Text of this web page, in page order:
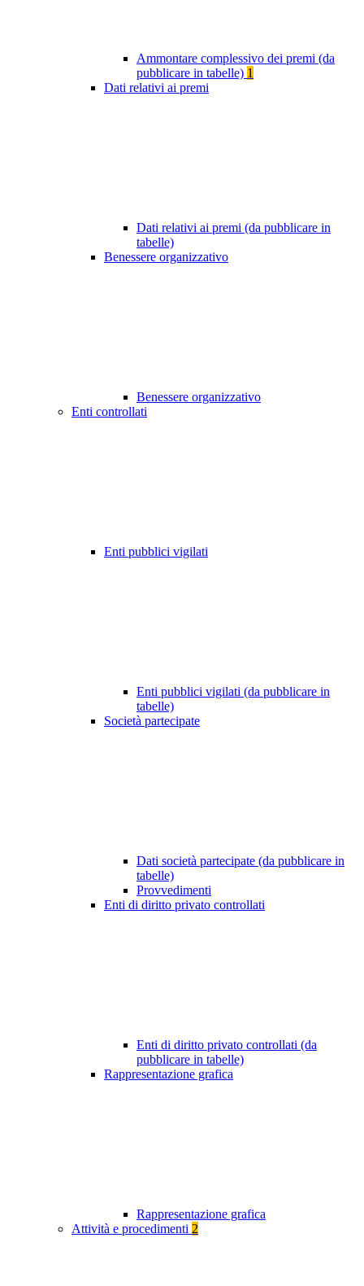
Ammontare complessivo dei premi (da
pubblicare in tabelle) 1
Dati relativi ai premi
Dati relativi ai premi (da pubblicare in
tabelle)
Benessere organizzativo
Benessere organizzativo
Enti controllati
Enti pubblici vigilati
Enti pubblici vigilati (da pubblicare in
tabelle)
Società partecipate
Dati società partecipate (da pubblicare in
tabelle)
Provvedimenti
Enti di diritto privato controllati
Enti di diritto privato controllati (da
pubblicare in tabelle)
Rappresentazione grafica
Rappresentazione grafica
Attività e procedimenti 2